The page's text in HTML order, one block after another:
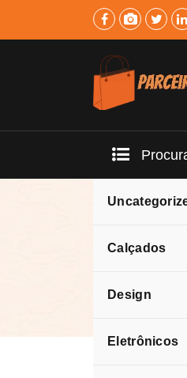
Calçados
Design
Eletrônicos
35
2024.